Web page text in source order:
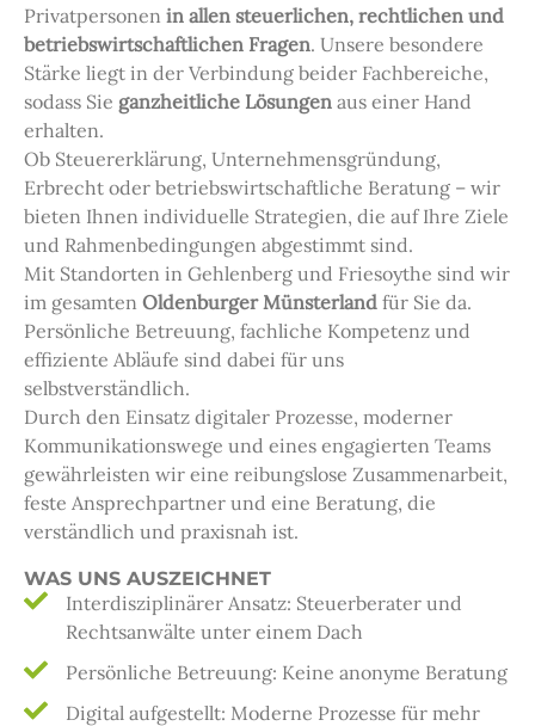
Privatpersonen in allen steuerlichen, rechtlichen und
betriebswirtschaftlichen Fragen. Unsere besondere
Stärke liegt in der Verbindung beider Fachbereiche,
sodass Sie ganzheitliche Lösungen aus einer Hand
erhalten.
Ob Steuererklärung, Unternehmensgründung,
Erbrecht oder betriebswirtschaftliche Beratung – wir
bieten Ihnen individuelle Strategien, die auf Ihre Ziele
und Rahmenbedingungen abgestimmt sind.
Mit Standorten in Gehlenberg und Friesoythe sind wir
im gesamten Oldenburger Münsterland für Sie da.
Persönliche Betreuung, fachliche Kompetenz und
effiziente Abläufe sind dabei für uns
selbstverständlich.
Durch den Einsatz digitaler Prozesse, moderner
Kommunikationswege und eines engagierten Teams
gewährleisten wir eine reibungslose Zusammenarbeit,
feste Ansprechpartner und eine Beratung, die
verständlich und praxisnah ist.
WAS UNS AUSZEICHNET
Interdisziplinärer Ansatz: Steuerberater und
Rechtsanwälte unter einem Dach
Persönliche Betreuung: Keine anonyme Beratung
Digital aufgestellt: Moderne Prozesse für mehr